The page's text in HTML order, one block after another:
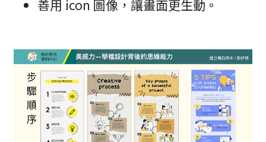
善用 icon 圖像，讓畫面更生動。